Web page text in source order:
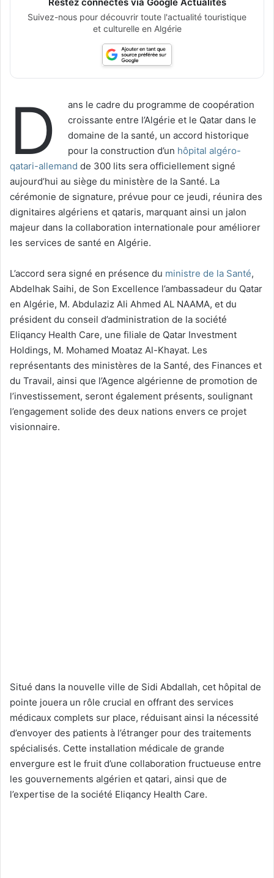
Suivez-nous pour découvrir toute l'actualité touristique
et culturelle en Algérie
D
ans le cadre du programme de coopération
croissante entre l’Algérie et le Qatar dans le
domaine de la santé, un accord historique
pour la construction d’un hôpital algéro-
qatari-allemand de 300 lits sera officiellement signé
aujourd’hui au siège du ministère de la Santé. La
cérémonie de signature, prévue pour ce jeudi, réunira des
dignitaires algériens et qataris, marquant ainsi un jalon
majeur dans la collaboration internationale pour améliorer
les services de santé en Algérie.
L’accord sera signé en présence du ministre de la Santé,
Abdelhak Saihi, de Son Excellence l’ambassadeur du Qatar
en Algérie, M. Abdulaziz Ali Ahmed AL NAAMA, et du
président du conseil d’administration de la société
Eliqancy Health Care, une filiale de Qatar Investment
Holdings, M. Mohamed Moataz Al-Khayat. Les
représentants des ministères de la Santé, des Finances et
du Travail, ainsi que l’Agence algérienne de promotion de
l’investissement, seront également présents, soulignant
l’engagement solide des deux nations envers ce projet
visionnaire.
Situé dans la nouvelle ville de Sidi Abdallah, cet hôpital de
pointe jouera un rôle crucial en offrant des services
médicaux complets sur place, réduisant ainsi la nécessité
d’envoyer des patients à l’étranger pour des traitements
spécialisés. Cette installation médicale de grande
envergure est le fruit d’une collaboration fructueuse entre
les gouvernements algérien et qatari, ainsi que de
l’expertise de la société Eliqancy Health Care.